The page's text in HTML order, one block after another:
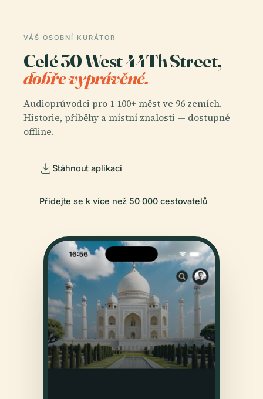
VÁŠ OSOBNÍ KURÁTOR
Celé 30 West 44Th Street,
dobře vyprávěné.
Audioprůvodci pro 1 100+ měst ve 96 zemích.
Historie, příběhy a místní znalosti — dostupné
offline.
Stáhnout aplikaci
Přidejte se k více než 50 000 cestovatelů